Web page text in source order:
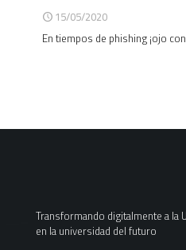
15/05/2020
En tiempos de phishing ¡ojo
Transformando digitalmente a la
en la universidad del futuro